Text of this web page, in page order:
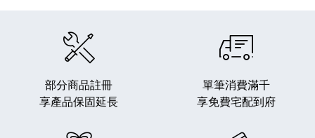
部分商品註冊
享產品保固延長
單筆消費滿千
享免費宅配到府